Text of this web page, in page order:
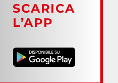
SCARICA
L’APP